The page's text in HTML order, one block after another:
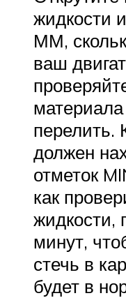
жидкости
ММ,
ваш
перелить.
должен
отметок
как
жидкости,
минут,
стечь в
будет в